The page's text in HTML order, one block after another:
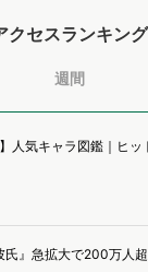
クセスランキング
週間
人気キャラ図鑑｜ヒ
氏』急拡大で200万人